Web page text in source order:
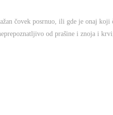
čovek posrnuo, ili gde je onaj
od prašine i znoja i